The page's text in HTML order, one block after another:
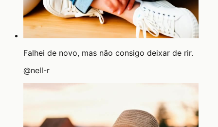
Falhei de novo, mas não consigo deixar de rir.
@nell-r